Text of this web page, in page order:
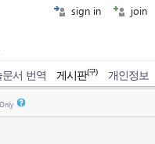
sign in join
문서 번역 게시판(구) 개인정보